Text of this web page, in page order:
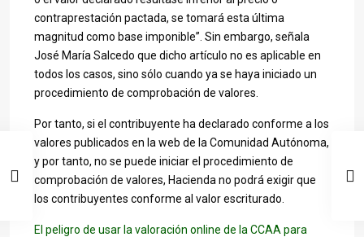
contraprestación pactada, se tomará esta última
magnitud como base imponible”. Sin embargo, señala
José María Salcedo que dicho artículo no es aplicable en
todos los casos, sino sólo cuando ya se haya iniciado un
procedimiento de comprobación de valores.
Por tanto, si el contribuyente ha declarado conforme a los
valores publicados en la web de la Comunidad Autónoma,
y por tanto, no se puede iniciar el procedimiento de
comprobación de valores, Hacienda no podrá exigir que
los contribuyentes conforme al valor escriturado.
El peligro de usar la valoración online de la CCAA para